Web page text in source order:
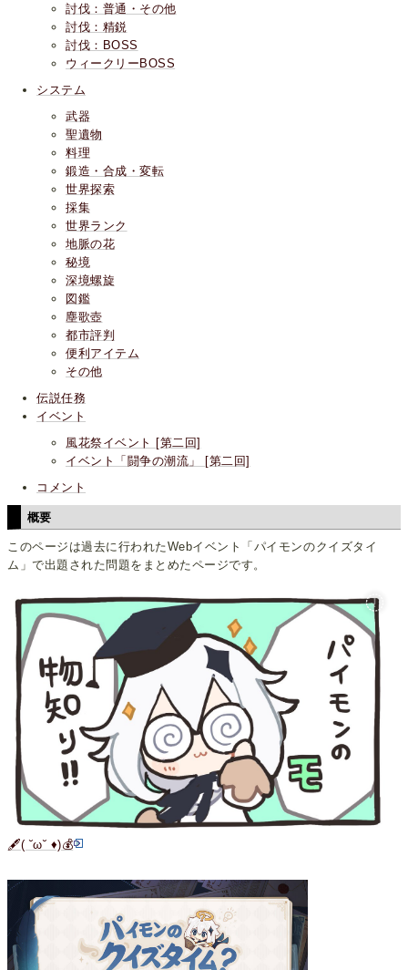
討伐：普通・その他
討伐：精鋭
討伐：BOSS
ウィークリーBOSS
システム
武器
聖遺物
料理
鍛造・合成・変転
世界探索
採集
世界ランク
地脈の花
秘境
深境螺旋
図鑑
塵歌壺
都市評判
便利アイテム
その他
伝説任務
イベント
風花祭イベント [第二回]
イベント「闘争の潮流」 [第二回]
コメント
概要
このページは過去に行われたWebイベント「パイモンのクイズタイ
ム」で出題された問題をまとめたページです。
🖋( ˘ω˘ ♦︎)💰